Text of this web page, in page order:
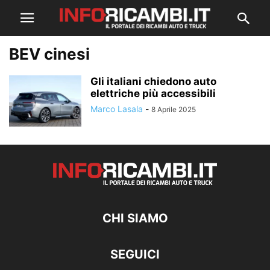
BEV cinesi
Gli italiani chiedono auto
elettriche più accessibili
Marco Lasala - 8 Aprile 2025
CHI SIAMO
SEGUICI